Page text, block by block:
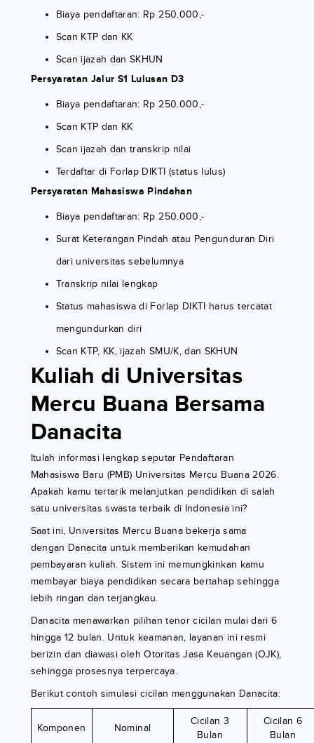
Biaya pendaftaran: Rp 250.000,-
Scan KTP dan KK
Scan ijazah dan SKHUN
Persyaratan Jalur S1 Lulusan D3
Biaya pendaftaran: Rp 250.000,-
Scan KTP dan KK
Scan ijazah dan transkrip nilai
Terdaftar di Forlap DIKTI (status lulus)
Persyaratan Mahasiswa Pindahan
Biaya pendaftaran: Rp 250.000,-
Surat Keterangan Pindah atau Pengunduran Diri
dari universitas sebelumnya
Transkrip nilai lengkap
Status mahasiswa di Forlap DIKTI harus tercatat
mengundurkan diri
Scan KTP, KK, ijazah SMU/K, dan SKHUN
Kuliah di Universitas
Mercu Buana Bersama
Danacita
Itulah informasi lengkap seputar Pendaftaran
Mahasiswa Baru (PMB) Universitas Mercu Buana 2026.
Apakah kamu tertarik melanjutkan pendidikan di salah
satu universitas swasta terbaik di Indonesia ini?
Saat ini, Universitas Mercu Buana bekerja sama
dengan Danacita untuk memberikan kemudahan
pembayaran kuliah. Sistem ini memungkinkan kamu
membayar biaya pendidikan secara bertahap sehingga
lebih ringan dan terjangkau.
Danacita menawarkan pilihan tenor cicilan mulai dari 6
hingga 12 bulan. Untuk keamanan, layanan ini resmi
berizin dan diawasi oleh Otoritas Jasa Keuangan (OJK),
sehingga prosesnya terpercaya.
Berikut contoh simulasi cicilan menggunakan Danacita:
Komponen Nominal
Cicilan 3
Bulan
Cicilan 6
Bulan